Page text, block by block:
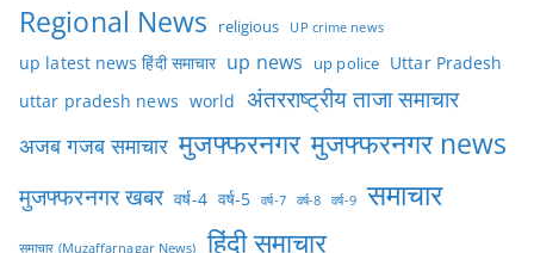
Regional News religious UP crime news
up latest news हिंदी समाचार up news up police Uttar Pradesh
uttar pradesh news world अंतरराष्ट्रीय ताजा समाचार
अजब गजब समाचार मुजफ्फरनगर मुजफ्फरनगर news
मुजफ्फरनगर खबर वर्ष-4 वर्ष-5 वर्ष-7 वर्ष-8 वर्ष-9 समाचार
समाचार (Muzaffarnagar News) हिंदी समाचार